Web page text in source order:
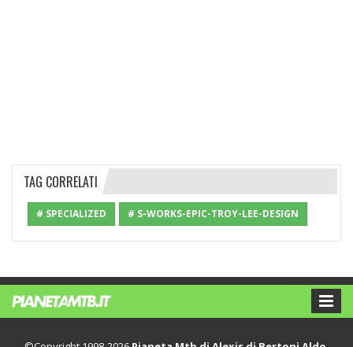
TAG CORRELATI
# SPECIALIZED # S-WORKS-EPIC-TROY-LEE-DESIGN